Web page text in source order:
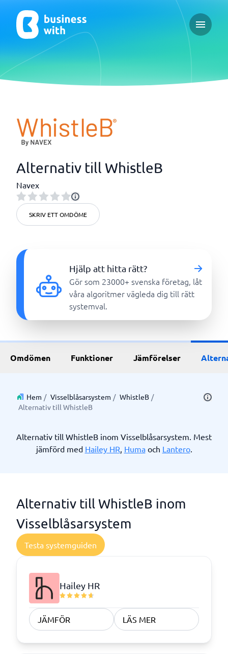
Open
Alternativ till WhistleB
Navex
SKRIV ETT OMDÖME
Hjälp att hitta rätt?
Gör som 23000+ svenska företag, låt
våra algoritmer vägleda dig till rätt
systemval.
Omdömen Funktioner Jämförelser
Hem / Visselblåsarsystem / WhistleB /
Alternativ till WhistleB
Alternativ till WhistleB inom Visselblåsarsystem. Mest
jämförd med Hailey HR, Humaoch Lantero.
Alternativ till WhistleB inom
Visselblåsarsystem
Testa systemguiden
Hailey HR
JÄMFÖR LÄS MER